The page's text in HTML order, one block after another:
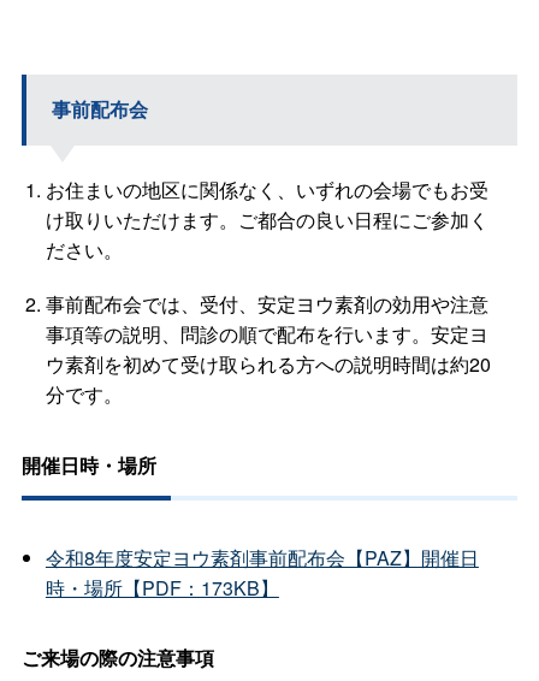
事前配布会
お住まいの地区に関係なく、いずれの会場でもお受
け取りいただけます。ご都合の良い日程にご参加く
ださい。
事前配布会では、受付、安定ヨウ素剤の効用や注意
事項等の説明、問診の順で配布を行います。安定ヨ
ウ素剤を初めて受け取られる方への説明時間は約20
分です。
開催日時・場所
令和8年度安定ヨウ素剤事前配布会【PAZ】開催日
時・場所【PDF：173KB】
ご来場の際の注意事項